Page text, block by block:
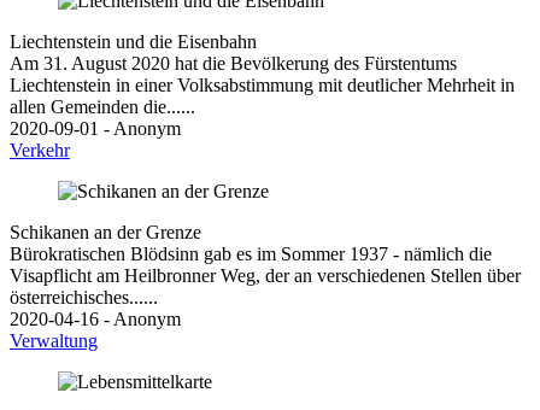
Liechtenstein und die Eisenbahn
Am 31. August 2020 hat die Bevölkerung des Fürstentums
Liechtenstein in einer Volksabstimmung mit deutlicher Mehrheit in
allen Gemeinden die......
2020-09-01 - Anonym
Verkehr
Schikanen an der Grenze
Bürokratischen Blödsinn gab es im Sommer 1937 - nämlich die
Visapflicht am Heilbronner Weg, der an verschiedenen Stellen über
österreichisches......
2020-04-16 - Anonym
Verwaltung